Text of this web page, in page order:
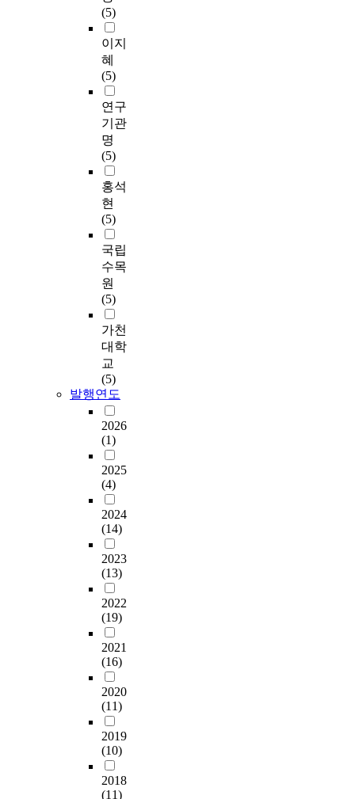
(5)
이지
혜
(5)
연구
기관
명
(5)
홍석
현
(5)
국립
수목
원
(5)
가천
대학
교
(5)
발행연도
2026
(1)
2025
(4)
2024
(14)
2023
(13)
2022
(19)
2021
(16)
2020
(11)
2019
(10)
2018
(11)